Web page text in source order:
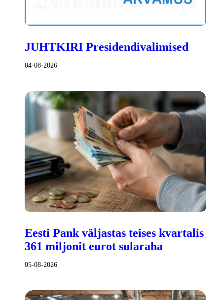
JUHTKIRI Presidendivalimised
04-08-2026
Eesti Pank väljastas teises kvartalis
361 miljonit eurot sularaha
05-08-2026